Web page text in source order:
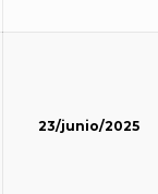
23/junio/2025